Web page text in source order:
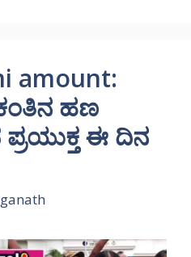
amount:
ಕಂತಿನ ಹಣ
ಪ್ರಯುಕ್ತ ಈ ದಿನ